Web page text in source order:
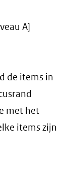
A]
de items in
met het
items zijn